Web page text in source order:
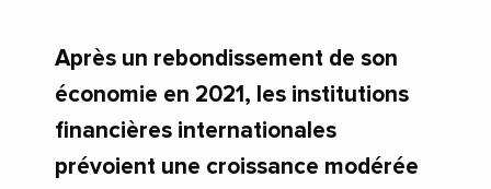
Après un rebondissement de son
économie en 2021, les institutions
financières internationales
prévoient une croissance modérée